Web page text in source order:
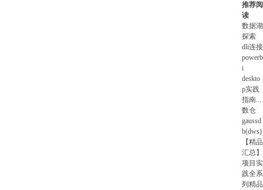
推荐阅
读
数据湖
探索
dli连接
powerb
i
deskto
p实践
指南...
数仓
gaussd
b(dws)
【精品
汇总】
项目实
践全系
列精品